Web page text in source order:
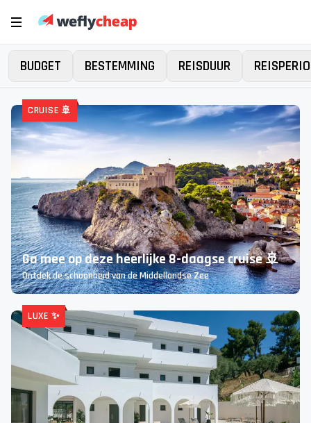
BUDGET BESTEMMING REISDUUR
Er is iets mis gegaan...
Bij het zoeken naar deals is er iets misgegaan. Probeer
het later nog eens. Excuses voor het ongemak.
Bekijk alle vakanties
CRUISE 🚢
Ga mee op deze heerlijke 8-daagse cruise 🚢
Ontdek de schoonheid van de Middellandse Zee